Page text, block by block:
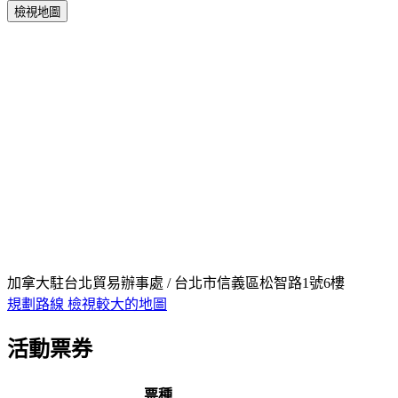
檢視地圖
加拿大駐台北貿易辦事處 / 台北市信義區松智路1號6樓
規劃路線 檢視較大的地圖
活動票券
票種